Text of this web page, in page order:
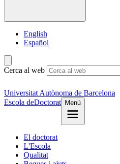
English
Español
Cerca al web
Universitat Autònoma de Barcelona
Escola deDoctorat Menú
El doctorat
L'Escola
Qualitat